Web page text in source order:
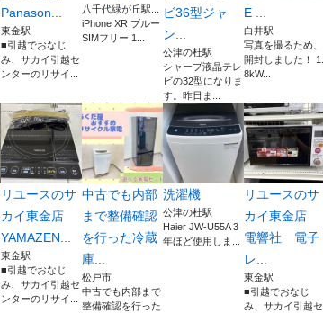
Panason...
東金駅
■引越でおなじ
み、サカイ引越セ
ンターのリサイ...
八千代緑が丘駅...
iPhone XR ブルー
SIMフリー 1...
ビ36型ジャ
ン...
公津の杜駅
シャープ液晶テレ
ビの32型になりま
す。昨日ま...
E ...
白井駅
写真を撮るため、
開封しました！ 1.
8kW...
リユースのサ
カイ東金店
YAMAZEN...
東金駅
■引越でおなじ
み、サカイ引越セ
ンターのリサイ...
中古でも内部
まで整備確認
を行った冷蔵
庫...
松戸市
中古でも内部まで
整備確認を行った
洗濯機
公津の杜駅
Haier JW-U55A 3
年ほど使用しま...
リユースのサ
カイ東金店
電響社 電子
レ...
東金駅
■引越でおなじ
み、サカイ引越セ